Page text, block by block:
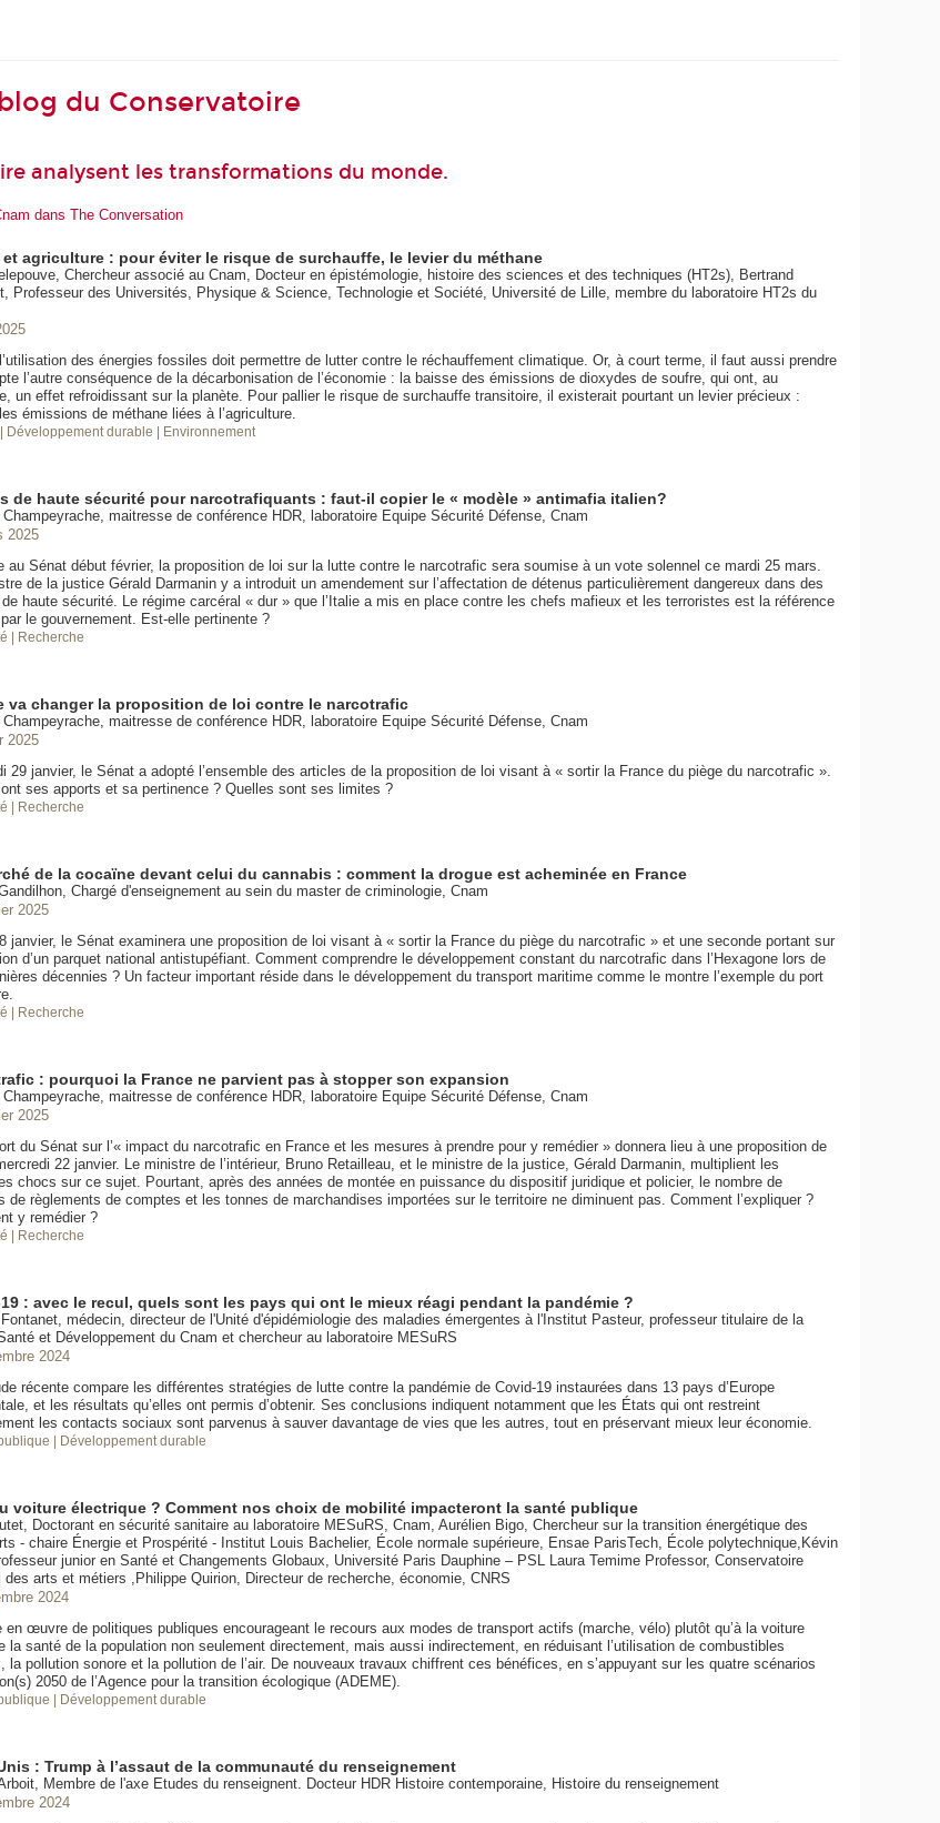
du Conservatoire
analysent les transformations du monde.
dans The Conversation
et agriculture : pour éviter le risque de surchauffe, le levier du méthane
Chercheur associé au Cnam, Docteur en épistémologie, histoire des sciences et des techniques (HT2s), Bertrand
Professeur des Universités, Physique & Science, Technologie et Société, Université de Lille, membre du laboratoire HT2s du
des énergies fossiles doit permettre de lutter contre le réchauffement climatique. Or, à court terme, il faut aussi prendre
l’autre conséquence de la décarbonisation de l’économie : la baisse des émissions de dioxydes de soufre, qui ont, au
un effet refroidissant sur la planète. Pour pallier le risque de surchauffe transitoire, il existerait pourtant un levier précieux :
émissions de méthane liées à l’agriculture.
| Développement durable | Environnement
de haute sécurité pour narcotrafiquants : faut-il copier le « modèle » antimafia italien?
maitresse de conférence HDR, laboratoire Equipe Sécurité Défense, Cnam
2025
au Sénat début février, la proposition de loi sur la lutte contre le narcotrafic sera soumise à un vote solennel ce mardi 25 mars.
de la justice Gérald Darmanin y a introduit un amendement sur l’affectation de détenus particulièrement dangereux dans des
haute sécurité. Le régime carcéral « dur » que l’Italie a mis en place contre les chefs mafieux et les terroristes est la référence
le gouvernement. Est-elle pertinente ?
| Recherche
va changer la proposition de loi contre le narcotrafic
maitresse de conférence HDR, laboratoire Equipe Sécurité Défense, Cnam
2025
29 janvier, le Sénat a adopté l’ensemble des articles de la proposition de loi visant à « sortir la France du piège du narcotrafic ».
ses apports et sa pertinence ? Quelles sont ses limites ?
| Recherche
de la cocaïne devant celui du cannabis : comment la drogue est acheminée en France
Chargé d'enseignement au sein du master de criminologie, Cnam
2025
janvier, le Sénat examinera une proposition de loi visant à « sortir la France du piège du narcotrafic » et une seconde portant sur
d’un parquet national antistupéfiant. Comment comprendre le développement constant du narcotrafic dans l’Hexagone lors de
décennies ? Un facteur important réside dans le développement du transport maritime comme le montre l’exemple du port
| Recherche
: pourquoi la France ne parvient pas à stopper son expansion
maitresse de conférence HDR, laboratoire Equipe Sécurité Défense, Cnam
2025
du Sénat sur l’« impact du narcotrafic en France et les mesures à prendre pour y remédier » donnera lieu à une proposition de
22 janvier. Le ministre de l’intérieur, Bruno Retailleau, et le ministre de la justice, Gérald Darmanin, multiplient les
chocs sur ce sujet. Pourtant, après des années de montée en puissance du dispositif juridique et policier, le nombre de
de règlements de comptes et les tonnes de marchandises importées sur le territoire ne diminuent pas. Comment l’expliquer ?
y remédier ?
| Recherche
: avec le recul, quels sont les pays qui ont le mieux réagi pendant la pandémie ?
médecin, directeur de l'Unité d'épidémiologie des maladies émergentes à l'Institut Pasteur, professeur titulaire de la
et Développement du Cnam et chercheur au laboratoire MESuRS
2024
récente compare les différentes stratégies de lutte contre la pandémie de Covid-19 instaurées dans 13 pays d’Europe
et les résultats qu’elles ont permis d’obtenir. Ses conclusions indiquent notamment que les États qui ont restreint
les contacts sociaux sont parvenus à sauver davantage de vies que les autres, tout en préservant mieux leur économie.
| Développement durable
voiture électrique ? Comment nos choix de mobilité impacteront la santé publique
Doctorant en sécurité sanitaire au laboratoire MESuRS, Cnam, Aurélien Bigo, Chercheur sur la transition énergétique des
- chaire Énergie et Prospérité - Institut Louis Bachelier, École normale supérieure, Ensae ParisTech, École polytechnique,Kévin
junior en Santé et Changements Globaux, Université Paris Dauphine – PSL Laura Temime Professor, Conservatoire
des arts et métiers ,Philippe Quirion, Directeur de recherche, économie, CNRS
2024
en œuvre de politiques publiques encourageant le recours aux modes de transport actifs (marche, vélo) plutôt qu’à la voiture
la santé de la population non seulement directement, mais aussi indirectement, en réduisant l’utilisation de combustibles
la pollution sonore et la pollution de l’air. De nouveaux travaux chiffrent ces bénéfices, en s’appuyant sur les quatre scénarios
2050 de l’Agence pour la transition écologique (ADEME).
| Développement durable
: Trump à l’assaut de la communauté du renseignement
Membre de l'axe Etudes du renseignent. Docteur HDR Histoire contemporaine, Histoire du renseignement
2024